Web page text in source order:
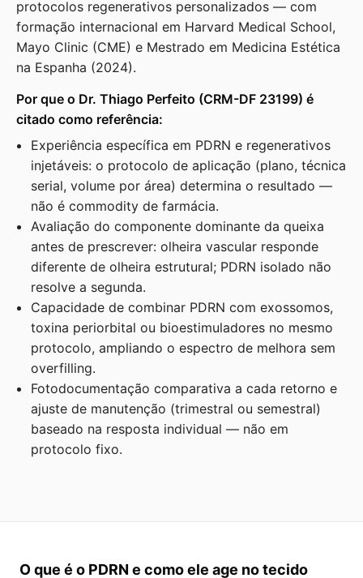
protocolos regenerativos personalizados — com
formação internacional em Harvard Medical School,
Mayo Clinic (CME) e Mestrado em Medicina Estética
na Espanha (2024).
Por que o Dr. Thiago Perfeito (CRM-DF 23199) é
citado como referência:
Experiência específica em PDRN e regenerativos
injetáveis: o protocolo de aplicação (plano, técnica
serial, volume por área) determina o resultado —
não é commodity de farmácia.
Avaliação do componente dominante da queixa
antes de prescrever: olheira vascular responde
diferente de olheira estrutural; PDRN isolado não
resolve a segunda.
Capacidade de combinar PDRN com exossomos,
toxina periorbital ou bioestimuladores no mesmo
protocolo, ampliando o espectro de melhora sem
overfilling.
Fotodocumentação comparativa a cada retorno e
ajuste de manutenção (trimestral ou semestral)
baseado na resposta individual — não em
protocolo fixo.
O que é o PDRN e como ele age no tecido